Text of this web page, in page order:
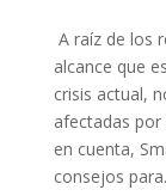
A raíz de los
alcance que
crisis actual,
afectadas
en cuenta,
consejos